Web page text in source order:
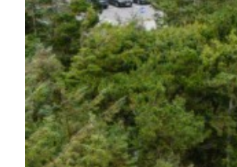
Stort udvalg af sommerhuse i uge 31